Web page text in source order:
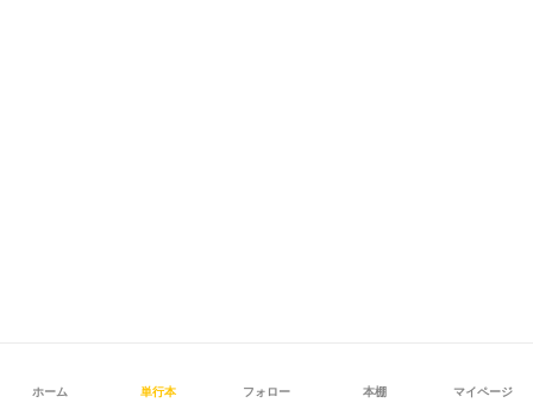
ホーム 単行本 フォロー 本棚 マイページ